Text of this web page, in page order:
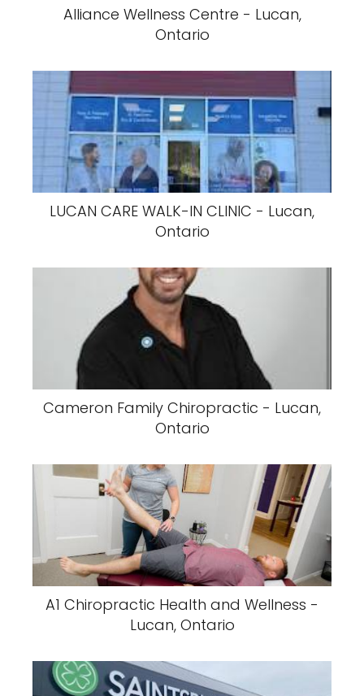
Alliance Wellness Centre - Lucan,
Ontario
LUCAN CARE WALK-IN CLINIC - Lucan,
Ontario
Cameron Family Chiropractic - Lucan,
Ontario
A1 Chiropractic Health and Wellness -
Lucan, Ontario